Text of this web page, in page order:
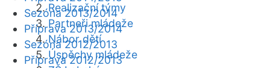
Realizační týmy
Partneři mládeže
Nábor dětí
Úspěchy mládeže
Sezóna 2013/2014
Příprava 2013/2014
Sezóna 2012/2013
Příprava 2012/2013